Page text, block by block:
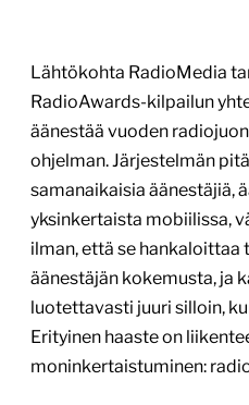
Lähtökohta RadioMedia
RadioAwards-kilpailun
äänestää vuoden
ohjelman. Järjestelmän
samanaikaisia äänestäjiä,
yksinkertaista mobiilissa,
ilman, että se hankaloittaa
äänestäjän kokemusta, ja
luotettavasti juuri silloin,
Erityinen haaste on
moninkertaistuminen: